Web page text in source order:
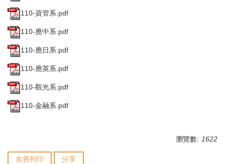
110-資管系.pdf
110-應中系.pdf
110-應日系.pdf
110-應英系.pdf
110-觀光系.pdf
110-金融系.pdf
瀏覽數: 1622
友善列印 分享